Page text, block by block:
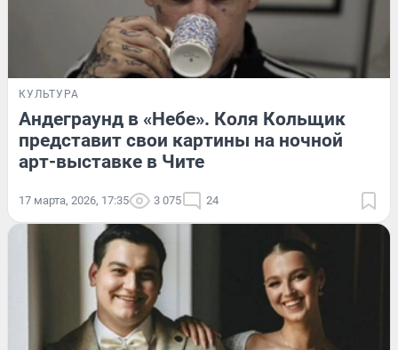
КУЛЬТУРА
Андеграунд в «Небе». Коля Кольщик
представит свои картины на ночной
арт-выставке в Чите
17 марта, 2026, 17:35 3 075 24